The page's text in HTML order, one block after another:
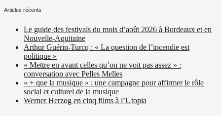
Articles récents
Le guide des festivals du mois d’août 2026 à Bordeaux et en
Nouvelle-Aquitaine
Arthur Guérin-Turcq : « La question de l’incendie est
politique »
« Mettre en avant celles qu’on ne voit pas assez » :
conversation avec Pelles Melles
« + que la musique » : une campagne pour affirmer le rôle
social et culturel de la musique
Werner Herzog en cinq films à l’Utopia